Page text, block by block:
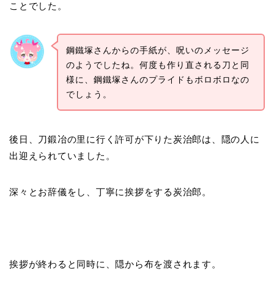
ことでした。
鋼鐵塚さんからの手紙が、呪いのメッセージ
のようでしたね。何度も作り直される刀と同
様に、鋼鐵塚さんのプライドもボロボロなの
でしょう。
後日、刀鍛冶の里に行く許可が下りた炭治郎は、隠の人に
出迎えられていました。
深々とお辞儀をし、丁寧に挨拶をする炭治郎。
挨拶が終わると同時に、隠から布を渡されます。